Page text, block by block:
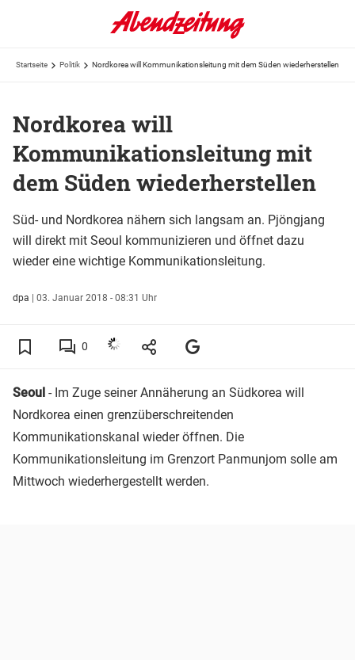
Startseite Politik Nordkorea will Kommunikationsleitung mit dem Süden wiederherstellen
Nordkorea will
Kommunikationsleitung mit
dem Süden wiederherstellen
Süd- und Nordkorea nähern sich langsam an. Pjöngjang
will direkt mit Seoul kommunizieren und öffnet dazu
wieder eine wichtige Kommunikationsleitung.
dpa | 03. Januar 2018 - 08:31 Uhr
0
Seoul - Im Zuge seiner Annäherung an Südkorea will
Nordkorea einen grenzüberschreitenden
Kommunikationskanal wieder öffnen. Die
Kommunikationsleitung im Grenzort Panmunjom solle am
Mittwoch wiederhergestellt werden.